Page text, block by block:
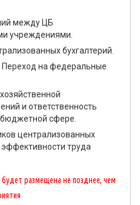
между ЦБ
учреждениями.
бухгалтерий.
Переход на федеральные
и ответственность
сфере.
централизованных
труда
размещена не позднее, чем